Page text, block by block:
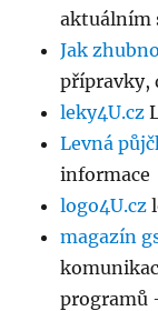
aktuálním
Jak
přípravky,
leky4U.cz
Levná
informace
logo4U.cz
magazín
programů